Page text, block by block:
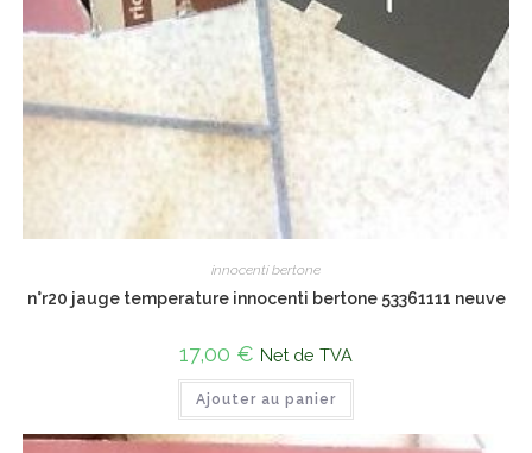
innocenti bertone
n°r20 jauge temperature innocenti bertone 53361111 neuve
17,00 € Net de TVA
Ajouter au panier